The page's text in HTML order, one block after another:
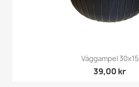
Väggampel 30x15
39,00 kr